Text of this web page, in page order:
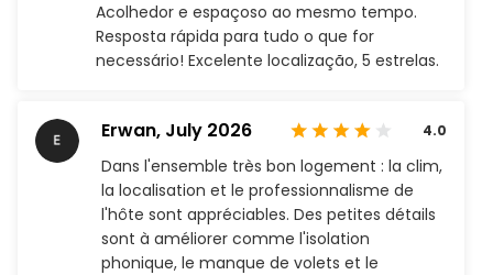
Acolhedor e espaçoso ao mesmo tempo.
Resposta rápida para tudo o que for
necessário! Excelente localização, 5 estrelas.
Erwan, July 2026 4.0
Dans l'ensemble très bon logement : la clim,
la localisation et le professionnalisme de
l'hôte sont appréciables. Des petites détails
sont à améliorer comme l'isolation
phonique, le manque de volets et le